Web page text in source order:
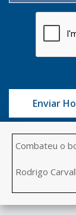
Enviar
Combateu o
Rodrigo